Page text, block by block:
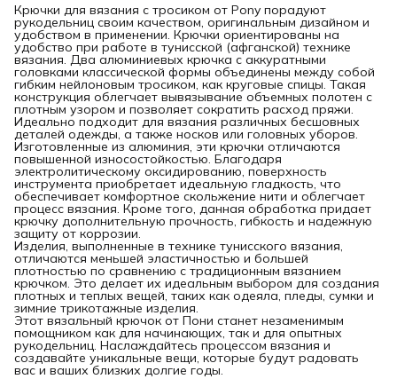
Крючки для вязания с тросиком от Pony порадуют
рукодельниц своим качеством, оригинальным дизайном и
удобством в применении. Крючки ориентированы на
удобство при работе в тунисской (афганской) технике
вязания. Два алюминиевых крючка с аккуратными
головками классической формы объединены между собой
гибким нейлоновым тросиком, как круговые спицы. Такая
конструкция облегчает вывязывание объемных полотен с
плотным узором и позволяет сократить расход пряжи.
Идеально подходит для вязания различных бесшовных
деталей одежды, а также носков или головных уборов.
Изготовленные из алюминия, эти крючки отличаются
повышенной износостойкостью. Благодаря
электролитическому оксидированию, поверхность
инструмента приобретает идеальную гладкость, что
обеспечивает комфортное скольжение нити и облегчает
процесс вязания. Кроме того, данная обработка придает
крючку дополнительную прочность, гибкость и надежную
защиту от коррозии.
Изделия, выполненные в технике тунисского вязания,
отличаются меньшей эластичностью и большей
плотностью по сравнению с традиционным вязанием
крючком. Это делает их идеальным выбором для создания
плотных и теплых вещей, таких как одеяла, пледы, сумки и
зимние трикотажные изделия.
Этот вязальный крючок от Пони станет незаменимым
помощником как для начинающих, так и для опытных
рукодельниц. Наслаждайтесь процессом вязания и
создавайте уникальные вещи, которые будут радовать
вас и ваших близких долгие годы.